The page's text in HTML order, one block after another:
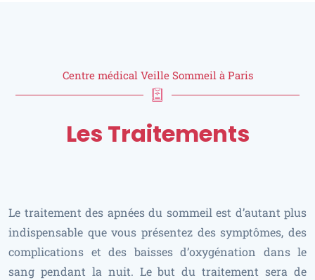
Centre médical Veille Sommeil à Paris
Les Traitements
Le traitement des apnées du sommeil est d’autant plus
indispensable que vous présentez des symptômes, des
complications et des baisses d’oxygénation dans le
sang pendant la nuit. Le but du traitement sera de